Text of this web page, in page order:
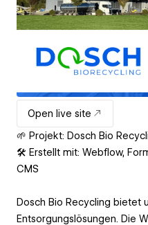
Open live site
🌱 Projekt: Dosch Bio
🛠 Erstellt mit: Webflow,
CMS
Dosch Bio Recycling bietet
Entsorgungslösungen. Die